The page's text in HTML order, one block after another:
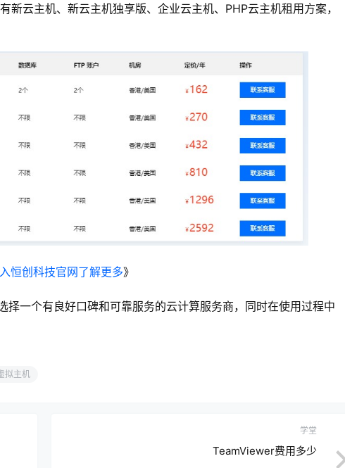
云主机、新云主机独享版、企业云主机、PHP云主机租用方案，
恒创科技官网了解更多》
一个有良好口碑和可靠服务的云计算服务商，同时在使用过程中
拟主机
学堂
TeamViewer费用多少